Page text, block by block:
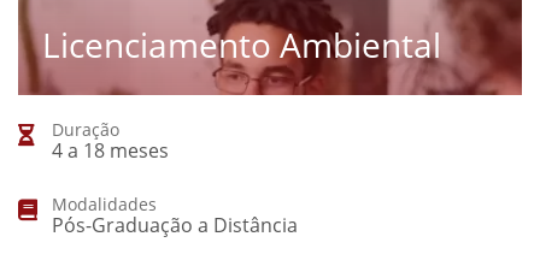
Licenciamento Ambiental
Duração
4 a 18 meses
Modalidades
Pós-Graduação a Distância